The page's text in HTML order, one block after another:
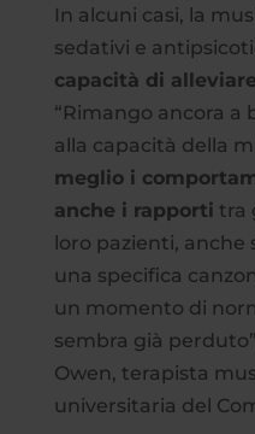
In alcuni casi, la
sedativi e
capacità di
“Rimango ancora a
alla capacità della
meglio i
anche i rapporti tra
loro pazienti, anche
una specifica
un momento di
sembra già
Owen, terapista
universitaria del